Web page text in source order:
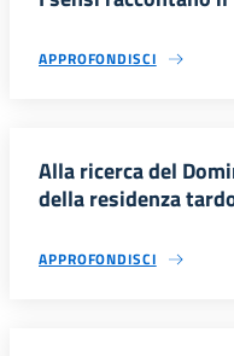
APPROFONDISCI
Alla ricerca del
della residenza
APPROFONDISCI